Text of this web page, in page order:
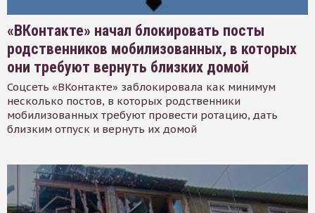
«ВКонтакте» начал блокировать посты
родственников мобилизованных, в которых
они требуют вернуть близких домой
Соцсеть «ВКонтакте» заблокировала как минимум
несколько постов, в которых родственники
мобилизованных требуют провести ротацию, дать
близким отпуск и вернуть их домой